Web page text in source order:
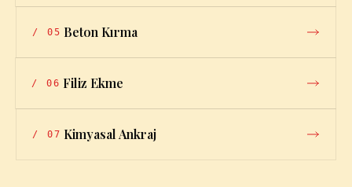
/ 05 Beton Kırma
/ 06 Filiz Ekme
/ 07 Kimyasal Ankraj